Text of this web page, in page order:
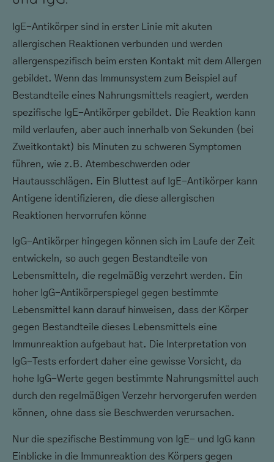
IgE-Antikörper sind in erster Linie mit akuten
allergischen Reaktionen verbunden und werden
allergenspezifisch beim ersten Kontakt mit dem Allergen
gebildet. Wenn das Immunsystem zum Beispiel auf
Bestandteile eines Nahrungsmittels reagiert, werden
spezifische IgE-Antikörper gebildet. Die Reaktion kann
mild verlaufen, aber auch innerhalb von Sekunden (bei
Zweitkontakt) bis Minuten zu schweren Symptomen
führen, wie z.B. Atembeschwerden oder
Hautausschlägen. Ein Bluttest auf IgE-Antikörper kann
Antigene identifizieren, die diese allergischen
Reaktionen hervorrufen könne
IgG-Antikörper hingegen können sich im Laufe der Zeit
entwickeln, so auch gegen Bestandteile von
Lebensmitteln, die regelmäßig verzehrt werden. Ein
hoher IgG-Antikörperspiegel gegen bestimmte
Lebensmittel kann darauf hinweisen, dass der Körper
gegen Bestandteile dieses Lebensmittels eine
Immunreaktion aufgebaut hat. Die Interpretation von
IgG-Tests erfordert daher eine gewisse Vorsicht, da
hohe IgG-Werte gegen bestimmte Nahrungsmittel auch
durch den regelmäßigen Verzehr hervorgerufen werden
können, ohne dass sie Beschwerden verursachen.
Nur die spezifische Bestimmung von IgE- und IgG kann
Einblicke in die Immunreaktion des Körpers gegen